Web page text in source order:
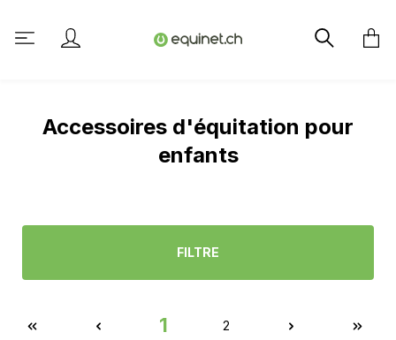
Accessoires d'équitation pour
enfants
FILTRE
1 2